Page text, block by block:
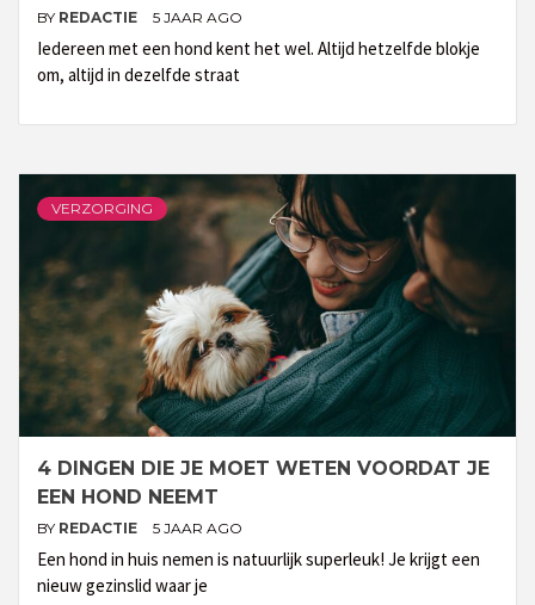
BY REDACTIE 5 JAAR AGO
Iedereen met een hond kent het wel. Altijd hetzelfde blokje
om, altijd in dezelfde straat
VERZORGING
4 DINGEN DIE JE MOET WETEN VOORDAT JE
EEN HOND NEEMT
BY REDACTIE 5 JAAR AGO
Een hond in huis nemen is natuurlijk superleuk! Je krijgt een
nieuw gezinslid waar je